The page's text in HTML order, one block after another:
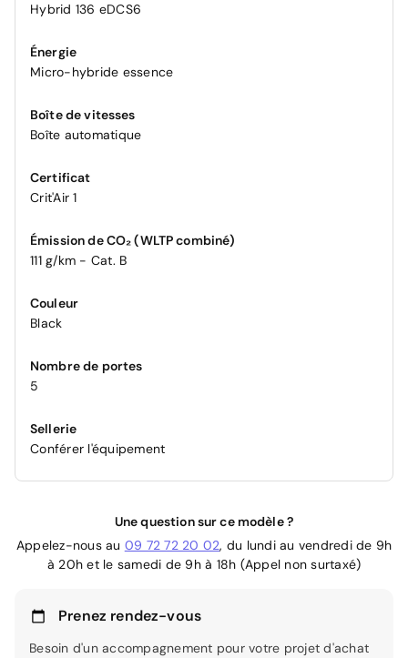
Hybrid 136 eDCS6
Énergie
Micro-hybride essence
Boîte de vitesses
Boîte automatique
Certificat
Crit'Air 1
Émission de CO₂ (WLTP combiné)
111 g/km - Cat. B
Couleur
Black
Nombre de portes
5
Sellerie
Conférer l'équipement
Une question sur ce modèle ?
Appelez-nous au 09 72 72 20 02, du lundi au vendredi de 9h
à 20h et le samedi de 9h à 18h (Appel non surtaxé)
Prenez rendez-vous
Besoin d'un accompagnement pour votre projet d'achat